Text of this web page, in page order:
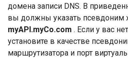
домена записи DNS. В
вы должны указать псевдоним
myAPI.myCo.com . Если у вас
установите в качестве
маршрутизатора и порт